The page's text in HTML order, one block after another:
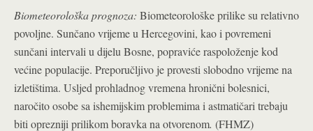
Biometeorološka prognoza: Biometeorološke prilike su relativno
povoljne. Sunčano vrijeme u Hercegovini, kao i povremeni
sunčani intervali u dijelu Bosne, popraviće raspoloženje kod
većine populacije. Preporučljivo je provesti slobodno vrijeme na
izletištima. Usljed prohladnog vremena hronični bolesnici,
naročito osobe sa ishemijskim problemima i astmatičari trebaju
biti oprezniji prilikom boravka na otvorenom. (FHMZ)